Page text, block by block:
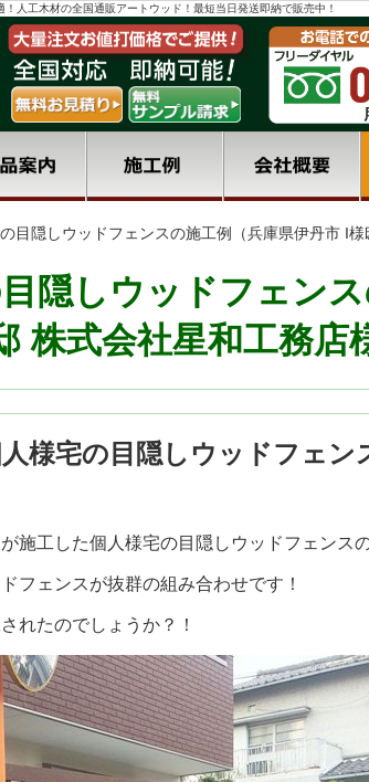
！人工木材の全国通販アートウッド！最短当日発送即納で販売中！
目隠しウッドフェンスの施工例（兵庫県伊丹市 I
隠しウッドフェン
株式会社星和工務店
様宅の目隠しウッドフェン
施工した個人様宅の目隠しウッドフェンス
フェンスが抜群の組み合わせです！
れたのでしょうか？！